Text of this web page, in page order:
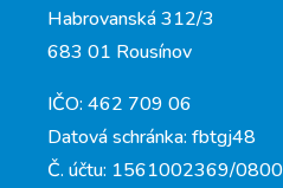
Habrovanská 312/3
683 01 Rousínov
IČO: 462 709 06
Datová schránka: fbtgj48
Č. účtu: 1561002369/0800